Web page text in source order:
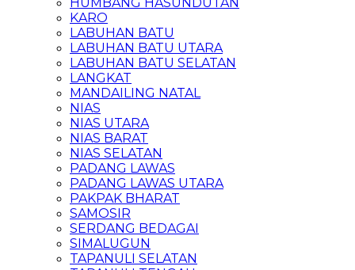
KARO
LABUHAN BATU
LABUHAN BATU UTARA
LABUHAN BATU SELATAN
LANGKAT
MANDAILING NATAL
NIAS
NIAS UTARA
NIAS BARAT
NIAS SELATAN
PADANG LAWAS
PADANG LAWAS UTARA
PAKPAK BHARAT
SAMOSIR
SERDANG BEDAGAI
SIMALUGUN
TAPANULI SELATAN